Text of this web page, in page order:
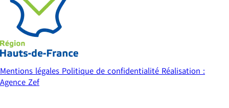
Mentions légales Politique de confidentialité Réalisation :
Agence Zef